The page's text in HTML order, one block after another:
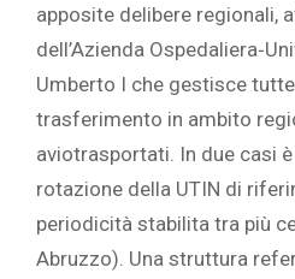
apposite delibere regionali,
dell’Azienda
Umberto I che gestisce
trasferimento in ambito
aviotrasportati. In due casi
rotazione della UTIN di
periodicità stabilita tra più
Abruzzo). Una struttura